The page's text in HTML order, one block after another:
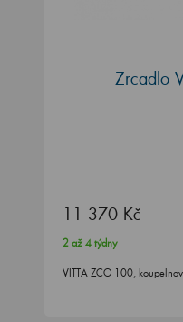
Zrcadlo
11 370 Kč
2 až 4 týdny
VITTA ZCO 100,